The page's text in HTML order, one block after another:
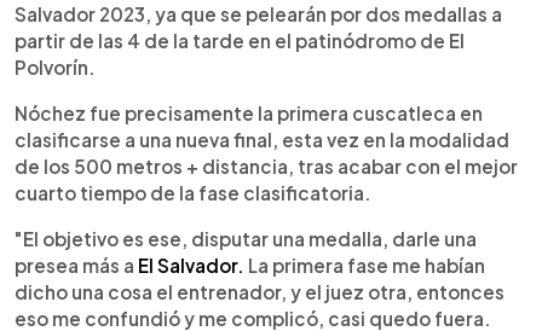
Salvador 2023, ya que se pelearán por dos medallas a
partir de las 4 de la tarde en el patinódromo de El
Polvorín.
Nóchez fue precisamente la primera cuscatleca en
clasificarse a una nueva final, esta vez en la modalidad
de los 500 metros + distancia, tras acabar con el mejor
cuarto tiempo de la fase clasificatoria.
"El objetivo es ese, disputar una medalla, darle una
presea más a El Salvador. La primera fase me habían
dicho una cosa el entrenador, y el juez otra, entonces
eso me confundió y me complicó, casi quedo fuera.